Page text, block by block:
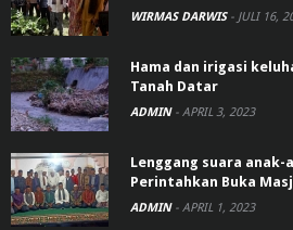
WIRMAS DARWIS - JULI 16,
Hama dan irigasi
Tanah Datar
ADMIN - APRIL 3, 2023
Lenggang suara anak-
Perintahkan Buka
ADMIN - APRIL 1, 2023